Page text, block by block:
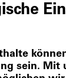
sein. Mit